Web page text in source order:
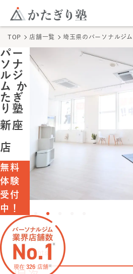
このページの
新座店
かたぎり塾の特長
トレーナー
料金
体験の流れ
かたぎり塾について
TOPページ
特長
TOP 店舗一覧 埼玉県のパーソナルジム
パー
ソナ
ルジ
ム か
たぎ
り塾
新座
店
無料
体験
受付
中！
現在 326 店舗 ※
Contents